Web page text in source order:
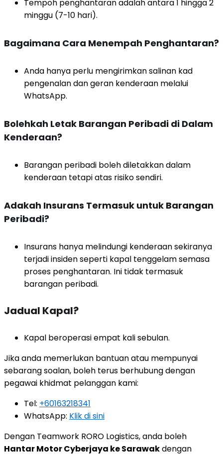
Tempoh penghantaran adalah antara 1 hingga 2
minggu (7-10 hari).
Bagaimana Cara Menempah Penghantaran?
Anda hanya perlu mengirimkan salinan kad
pengenalan dan geran kenderaan melalui
WhatsApp.
Bolehkah Letak Barangan Peribadi di Dalam
Kenderaan?
Barangan peribadi boleh diletakkan dalam
kenderaan tetapi atas risiko sendiri.
Adakah Insurans Termasuk untuk Barangan
Peribadi?
Insurans hanya melindungi kenderaan sekiranya
terjadi insiden seperti kapal tenggelam semasa
proses penghantaran. Ini tidak termasuk
barangan peribadi.
Jadual Kapal?
Kapal beroperasi empat kali sebulan.
Jika anda memerlukan bantuan atau mempunyai
sebarang soalan, boleh terus berhubung dengan
pegawai khidmat pelanggan kami:
Tel: +60163218341
WhatsApp: Klik di sini
Dengan Teamwork RORO Logistics, anda boleh
Hantar Motor Cyberjaya ke Sarawakdengan